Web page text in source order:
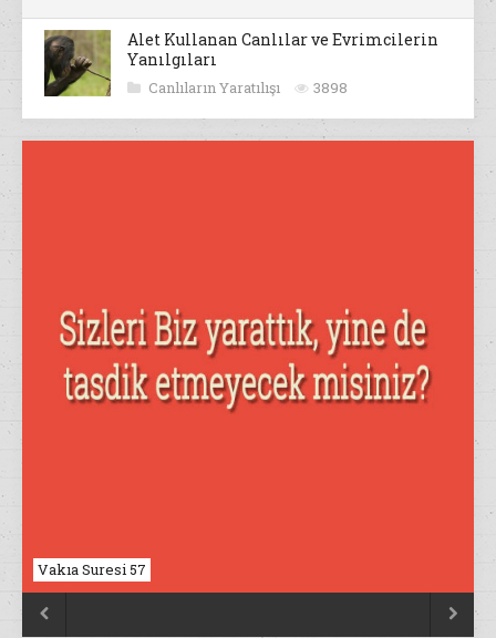
Alet Kullanan Canlılar ve Evrimcilerin
Yanılgıları
Canlıların Yaratılışı 3898
Nahl Suresi 17
 